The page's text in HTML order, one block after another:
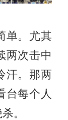
。尤其
两次击中
汗。那两
台每个人
。